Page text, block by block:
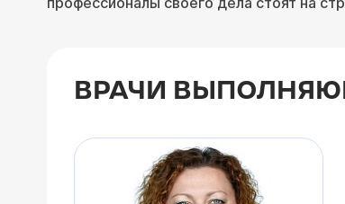
ВРАЧИ